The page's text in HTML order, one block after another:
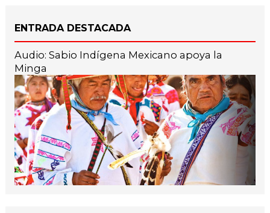
ENTRADA DESTACADA
Audio: Sabio Indígena Mexicano apoya la
Minga